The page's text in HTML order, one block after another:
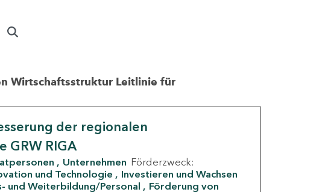
Wirtschaftsstruktur Leitlinie für
der regionalen
GRW RIGA
Unternehmen Förderzweck:
und Technologie
Investieren und Wachsen
und Weiterbildung/Personal
Förderung von